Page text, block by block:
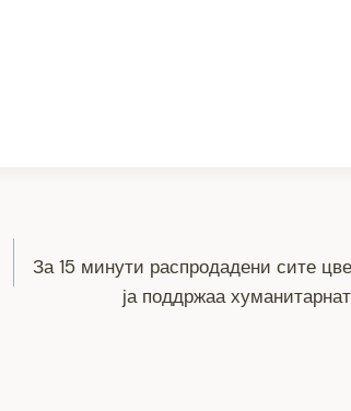
За 15 минути распродадени сите
ја поддржаа